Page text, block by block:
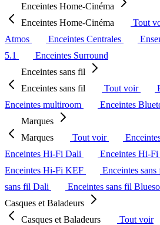
Enceintes Home-Cinéma
Enceintes Home-Cinéma
Tout
Atmos
Enceintes Centrales
5.1
Enceintes Surround
Enceintes sans fil
Enceintes sans fil
Tout voir
Enceintes multiroom
Enceintes
Marques
Marques
Tout voir
Enceintes Hi-Fi Dali
Enceintes Hi-
Enceintes Hi-Fi KEF
Enceintes
sans fil Dali
Enceintes sans fil
Casques et Baladeurs
Casques et Baladeurs
Tout voir